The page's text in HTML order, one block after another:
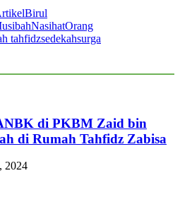
Birul
NasihatOrang
tahfidzsedekahsurga
di PKBM Zaid bin
di Rumah Tahfidz Zabisa
2024